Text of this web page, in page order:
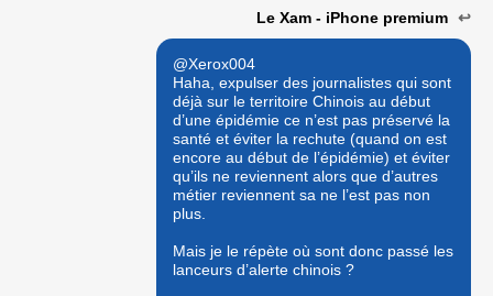
Le Xam - iPhone premium ↩
@Xerox004
Haha, expulser des journalistes qui sont
déjà sur le territoire Chinois au début
d’une épidémie ce n’est pas préservé la
santé et éviter la rechute (quand on est
encore au début de l’épidémie) et éviter
qu’ils ne reviennent alors que d’autres
métier reviennent sa ne l’est pas non
plus.
Mais je le répète où sont donc passé les
lanceurs d’alerte chinois ?